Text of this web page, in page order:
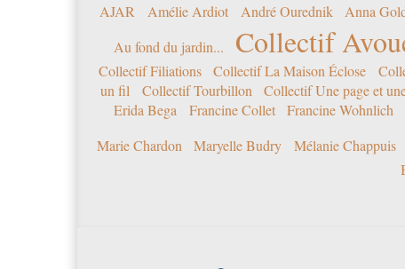
AJAR Amélie Ardiot André Ourednik Anna
Au fond du jardin...
Collectif
Collectif Filiations
Collectif La Maison Éclose
un fil
Collectif Tourbillon Collectif Une page et
Erida Bega
Francine Collet Francine Wohnlich
Marie Chardon
Maryelle Budry Mélanie Chappuis